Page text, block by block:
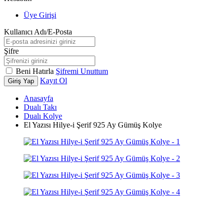
Üye Girişi
Kullanıcı Adı/E-Posta
Şifre
Beni Hatırla Şifremi Unuttum
Giriş Yap Kayıt Ol
Anasayfa
Dualı Takı
Dualı Kolye
El Yazısı Hilye-i Şerif 925 Ay Gümüş Kolye